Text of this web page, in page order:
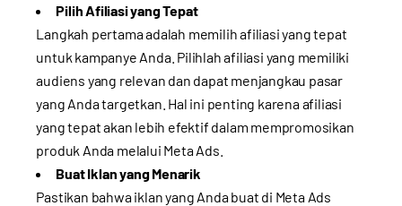
Pilih Afiliasi yang Tepat
Langkah pertama adalah memilih afiliasi yang tepat
untuk kampanye Anda. Pilihlah afiliasi yang memiliki
audiens yang relevan dan dapat menjangkau pasar
yang Anda targetkan. Hal ini penting karena afiliasi
yang tepat akan lebih efektif dalam mempromosikan
produk Anda melalui Meta Ads.
Buat Iklan yang Menarik
Pastikan bahwa iklan yang Anda buat di Meta Ads